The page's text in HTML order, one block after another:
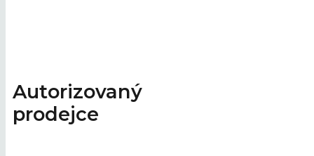
Autorizovaný
prodejce